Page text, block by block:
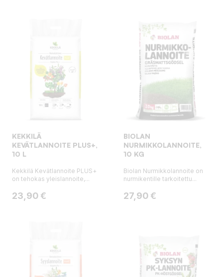
KEKKILÄ
KEVÄTLANNOITE PLUS+,
10 L
Kekkilä Kevätlannoite PLUS+
on tehokas yleislannoite,...
Hinta
23,90 €
BIOLAN
NURMIKKOLANNOITE,
10 KG
Biolan Nurmikkolannoite on
nurmikentille tarkoitettu...
Hinta
27,90 €